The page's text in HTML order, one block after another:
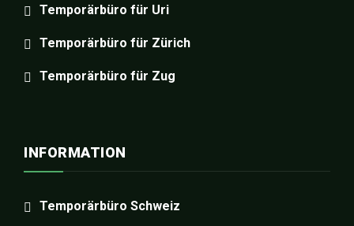
Temporärbüro für Uri
Temporärbüro für Zürich
Temporärbüro für Zug
INFORMATION
Temporärbüro Schweiz